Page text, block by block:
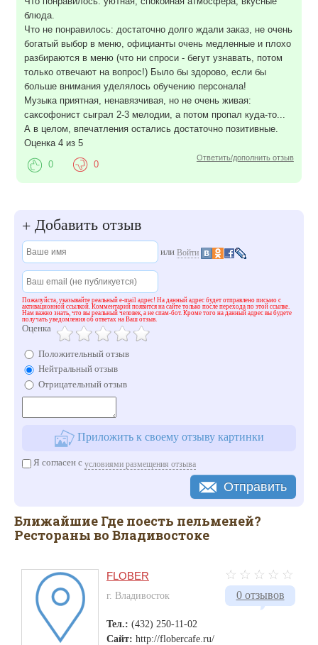
блюда.
Что не понравилось: достаточно долго ждали заказ, не очень
богатый выбор в меню, официанты очень медленные и плохо
разбираются в меню (что ни спроси - бегут узнавать, потом
только отвечают на вопрос!) Было бы здорово, если бы
больше внимания уделялось обучению персонала!
Музыка приятная, ненавязчивая, но не очень живая:
саксофонист сыграл 2-3 мелодии, а потом пропал куда-то...
А в целом, впечатления остались достаточно позитивные.
Оценка 4 из 5
Ответить/дополнить отзыв
0 0
+ Добавить отзыв
или Войти
Пожалуйста, указывайте реальный e-mail адрес! На данный адрес будет отправлено письмо с
активационной ссылкой. Комментарий появится на сайте только после перехода по этой ссылке.
Нам важно знать, что вы реальный человек, а не спам-бот. Кроме того на данный адрес вы будете
получать уведомления об ответах на Ваш отзыв.
Оценка
Положительный отзыв
Нейтральный отзыв
Отрицательный отзыв
Приложить к своему отзыву картинки
Я согласен с условиями размещения отзыва
Отправить
Ближайшие Где поесть пельменей?
Рестораны во Владивостоке
0 отзывов
FLOBER
г. Владивосток
Тел.: (432) 250-11-02
Сайт: http://flobercafe.ru/